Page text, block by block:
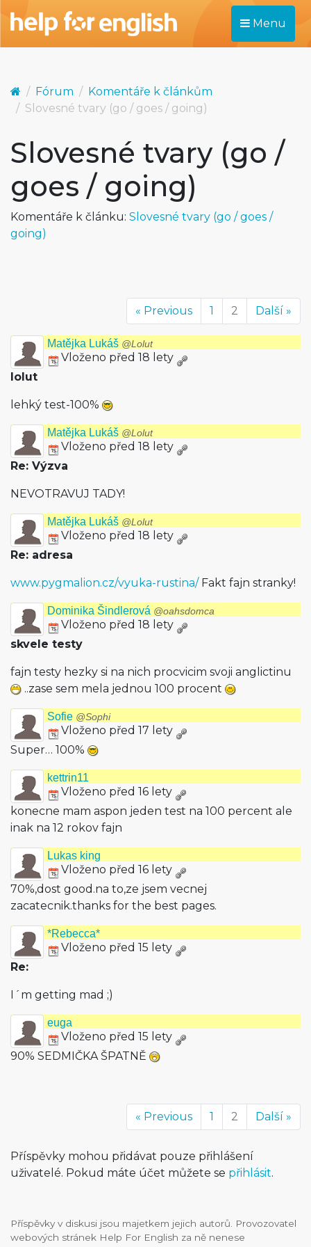
Menu
Fórum
Komentáře k článkům
Slovesné tvary (go / goes / going)
Slovesné tvary (go /
goes / going)
Komentáře k článku: Slovesné tvary (go / goes /
going)
« Previous 1 2 Další »
Matějka Lukáš @Lolut
Vloženo před 18 lety
lolut
lehký test-100%
Matějka Lukáš @Lolut
Vloženo před 18 lety
Re: Výzva
NEVOTRAVUJ TADY!
Matějka Lukáš @Lolut
Vloženo před 18 lety
Re: adresa
www.pygmalion.cz/vyuka-rustina/Fakt fajn stranky!
Dominika Šindlerová @oahsdomca
Vloženo před 18 lety
skvele testy
fajn testy hezky si na nich procvicim svoji anglictinu
..zase sem mela jednou 100 procent
Sofie @Sophi
Vloženo před 17 lety
Super… 100%
kettrin11
Vloženo před 16 lety
konecne mam aspon jeden test na 100 percent ale
inak na 12 rokov fajn
Lukas king
Vloženo před 16 lety
70%,dost good.na to,ze jsem vecnej
zacatecnik.thanks for the best pages.
*Rebecca*
Vloženo před 15 lety
Re:
I´m getting mad ;)
euga
Vloženo před 15 lety
90% SEDMIČKA ŠPATNĚ
« Previous 1 2 Další »
Příspěvky mohou přidávat pouze přihlášení
uživatelé. Pokud máte účet můžete se přihlásit.
Příspěvky v diskusi jsou majetkem jejich autorů. Provozovatel
webových stránek Help For English za ně nenese